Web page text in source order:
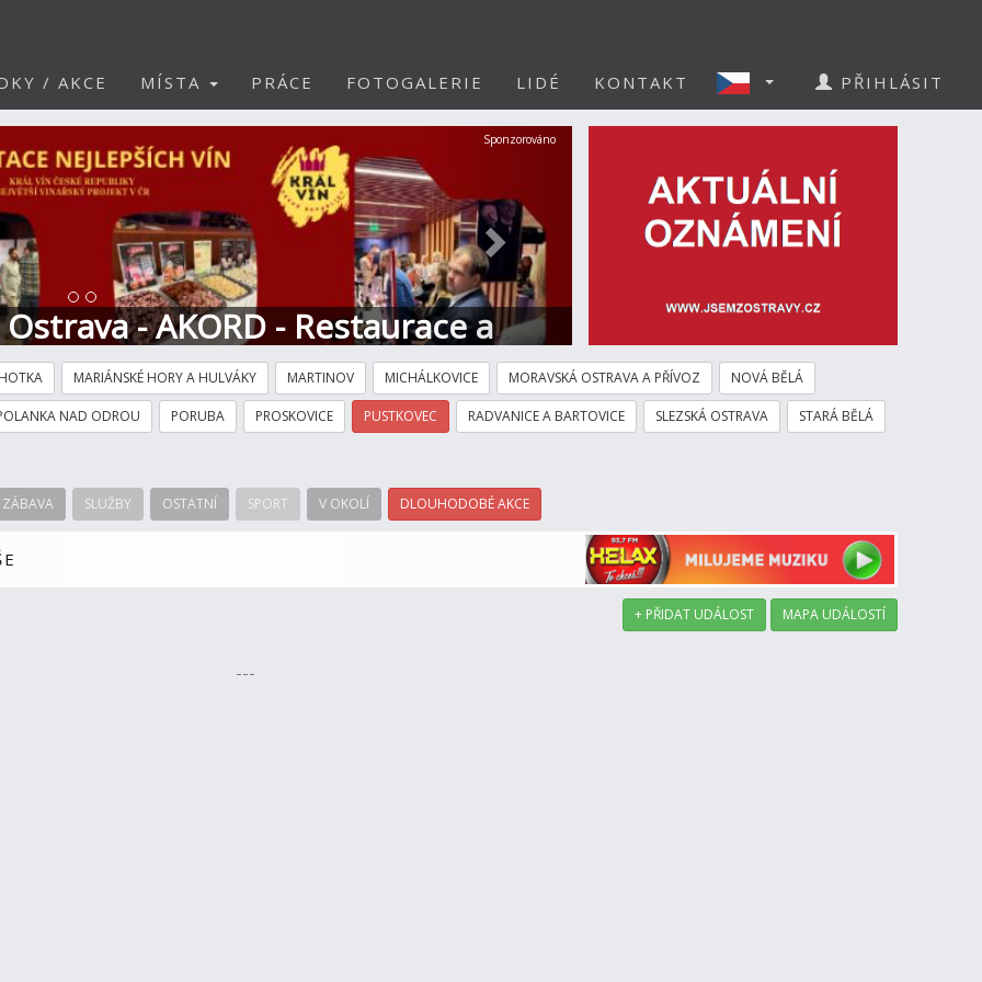
/ AKCE MÍSTA PRÁCE FOTOGALERIE LIDÉ KONTAKT PŘIHLÁSIT
- AKORD - Restaurace a
Další
Sponzorováno
MARIÁNSKÉ HORY A HULVÁKY MARTINOV MICHÁLKOVICE MORAVSKÁ OSTRAVA A PŘÍVOZ NOVÁ BĚLÁ
NAD ODROU PORUBA PROSKOVICE PUSTKOVEC RADVANICE A BARTOVICE SLEZSKÁ OSTRAVA STARÁ BĚLÁ
ZÁBAVA SLUŽBY OSTATNÍ SPORT V OKOLÍ DLOUHODOBÉ AKCE
+ PŘIDAT UDÁLOST MAPA UDÁLOSTÍ
---